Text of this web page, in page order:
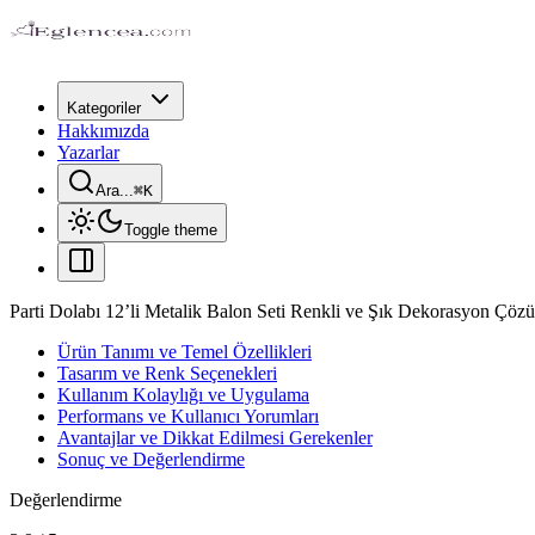
Kategoriler
Hakkımızda
Yazarlar
Ara...⌘K
Toggle theme
Parti Dolabı 12’li Metalik Balon Seti Renkli ve Şık Dekorasyon
Ürün Tanımı ve Temel Özellikleri
Tasarım ve Renk Seçenekleri
Kullanım Kolaylığı ve Uygulama
Performans ve Kullanıcı Yorumları
Avantajlar ve Dikkat Edilmesi Gerekenler
Sonuç ve Değerlendirme
Değerlendirme